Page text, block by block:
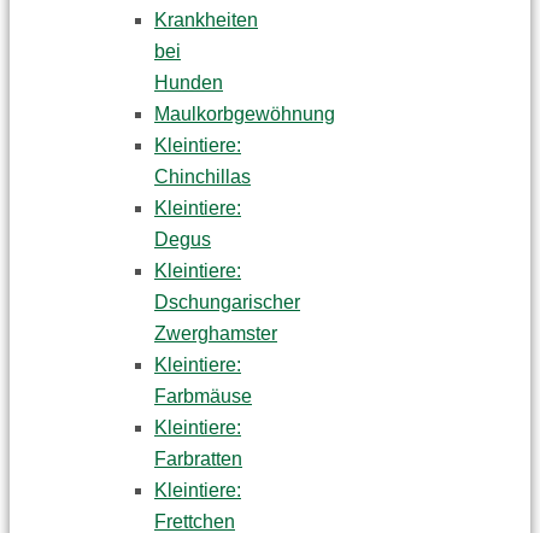
Krankheiten
bei
Hunden
Maulkorbgewöhnung
Kleintiere:
Chinchillas
Kleintiere:
Degus
Kleintiere:
Dschungarischer
Zwerghamster
Kleintiere:
Farbmäuse
Kleintiere:
Farbratten
Kleintiere:
Frettchen